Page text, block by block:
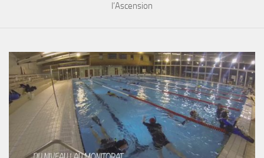
Peinture
NAGE
NAP / NEV
Agenda
Les Palmes du Lac
Résultats Compétitions
l’Ascension